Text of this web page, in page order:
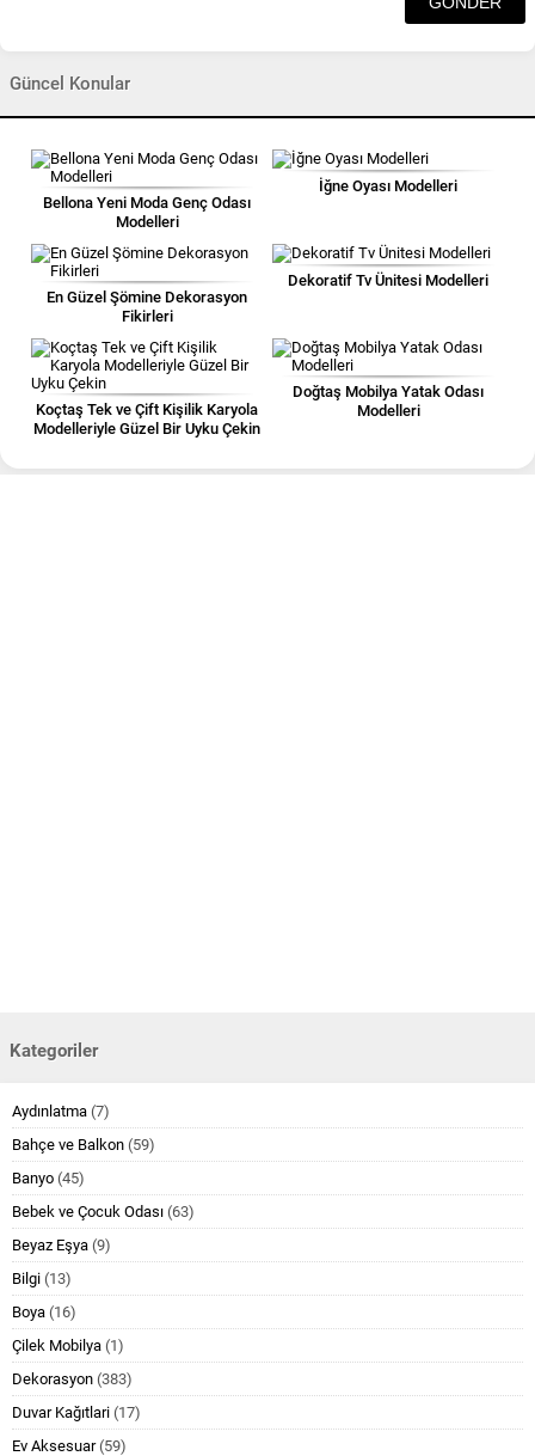
Güncel Konular
Bellona Yeni Moda Genç Odası
Modelleri
İğne Oyası Modelleri
En Güzel Şömine Dekorasyon
Fikirleri
Dekoratif Tv Ünitesi Modelleri
Koçtaş Tek ve Çift Kişilik Karyola
Modelleriyle Güzel Bir Uyku Çekin
Doğtaş Mobilya Yatak Odası
Modelleri
Kategoriler
Aydınlatma (7)
Bahçe ve Balkon (59)
Banyo (45)
Bebek ve Çocuk Odası (63)
Beyaz Eşya (9)
Bilgi (13)
Boya (16)
Çilek Mobilya (1)
Dekorasyon (383)
Duvar Kağıtlari (17)
Ev Aksesuar(59)